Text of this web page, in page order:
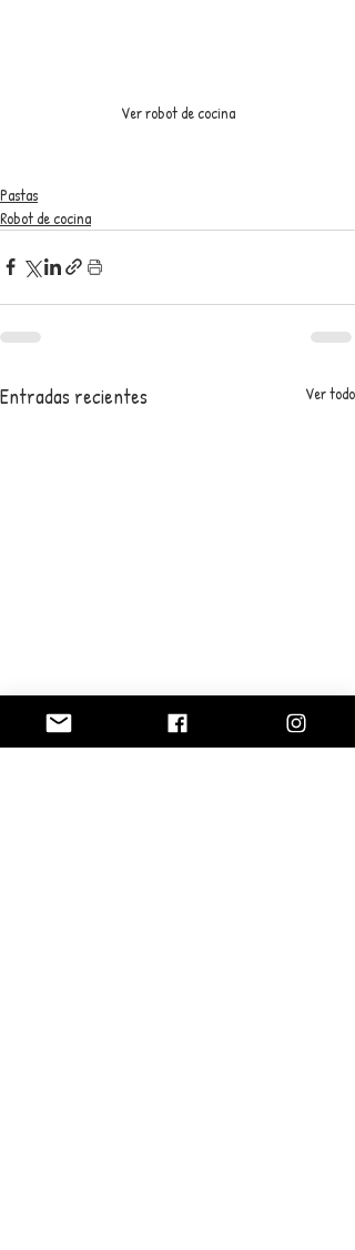
Ver robot de cocina
Pastas
Robot de cocina
Entradas recientes Ver todo